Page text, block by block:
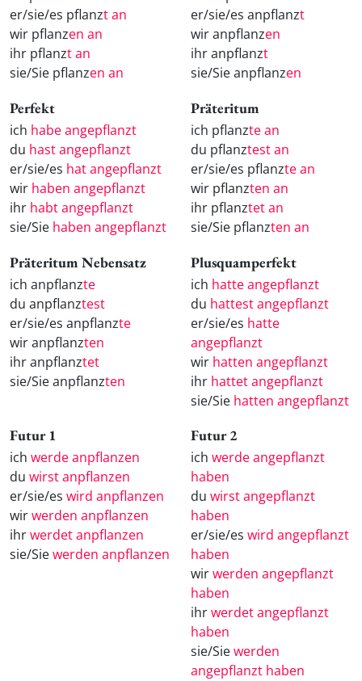
er/sie/es pflanzt an
wir pflanzen an
ihr pflanzt an
sie/Sie pflanzen an
er/sie/es anpflanzt
wir anpflanzen
ihr anpflanzt
sie/Sie anpflanzen
Perfekt
ich habe angepflanzt
du hast angepflanzt
er/sie/es hat angepflanzt
wir haben angepflanzt
ihr habt angepflanzt
sie/Sie haben angepflanzt
Präteritum
ich pflanzte an
du pflanztest an
er/sie/es pflanzte an
wir pflanzten an
ihr pflanztet an
sie/Sie pflanzten an
Präteritum Nebensatz
ich anpflanzte
du anpflanztest
er/sie/es anpflanzte
wir anpflanzten
ihr anpflanztet
sie/Sie anpflanzten
Plusquamperfekt
ich hatte angepflanzt
du hattest angepflanzt
er/sie/es hatte
angepflanzt
wir hatten angepflanzt
ihr hattet angepflanzt
sie/Sie hatten angepflanzt
Futur 1
ich werde anpflanzen
du wirst anpflanzen
er/sie/es wird anpflanzen
wirwerden anpflanzen
ihrwerdet anpflanzen
sie/Siewerden anpflanzen
Futur 2
ich werde angepflanzt
haben
du wirst angepflanzt
haben
er/sie/es wird angepflanzt
haben
wirwerden angepflanzt
haben
ihrwerdet angepflanzt
haben
sie/Siewerden
angepflanzt haben